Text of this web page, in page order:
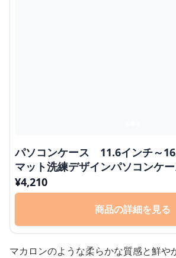
パソコンケース 11.6インチ～
マット洗練デザインパソコンケ
勤 カフェ作業
¥4,210
商品の詳細を見る
マカロンのような柔らかな質感と鮮や